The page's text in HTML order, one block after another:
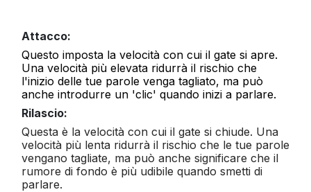
Attacco:
Questo imposta la velocità con cui il gate si apre.
Una velocità più elevata ridurrà il rischio che
l'inizio delle tue parole venga tagliato, ma può
anche introdurre un 'clic' quando inizi a parlare.
Rilascio:
Questa è la velocità con cui il gate si chiude. Una
velocità più lenta ridurrà il rischio che le tue parole
vengano tagliate, ma può anche significare che il
rumore di fondo è più udibile quando smetti di
parlare.